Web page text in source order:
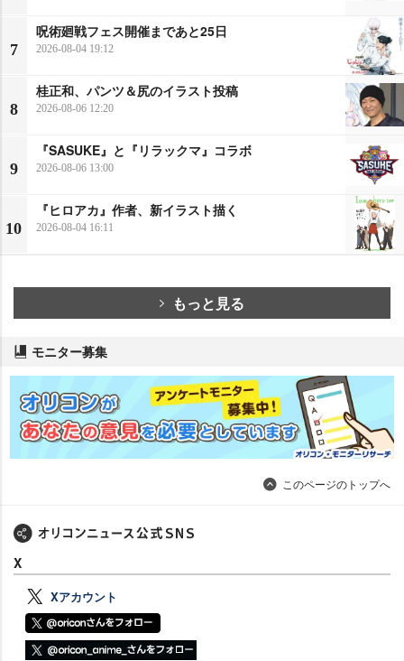
7
呪術廻戦フェス開催まであと25日
2026-08-04 19:12
8
桂正和、パンツ＆尻のイラスト投稿
2026-08-06 12:20
9
『SASUKE』と『リラックマ』コラボ
2026-08-06 13:00
10
『ヒロアカ』作者、新イラスト描く
2026-08-04 16:11
もっと見る
モニター募集
このページのトップへ
X
Xアカウント